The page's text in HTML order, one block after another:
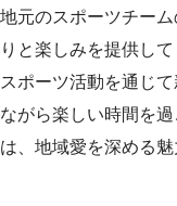
地元のスポーツチー
りと楽しみを提供し
スポーツ活動を通じ
ながら楽しい時間を
は、地域愛を深める魅